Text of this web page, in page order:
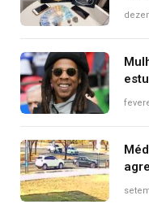
de